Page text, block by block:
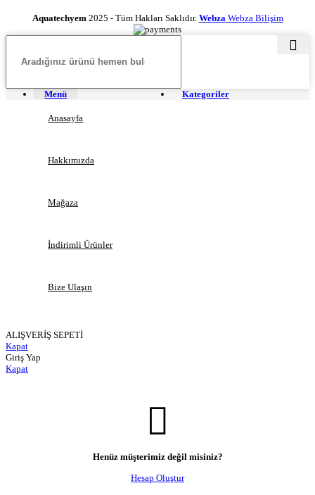
Aquatechyem 2025 - Tüm Hakları Saklıdır. Webza Webza Bilişim
Menü Kategoriler
Anasayfa
Hakkımızda
Mağaza
İndirimli Ürünler
Bize Ulaşın
ALIŞVERİŞ SEPETİ
Kapat
Giriş Yap
Kapat
Henüz müşterimiz değil misiniz?
Hesap Oluştur